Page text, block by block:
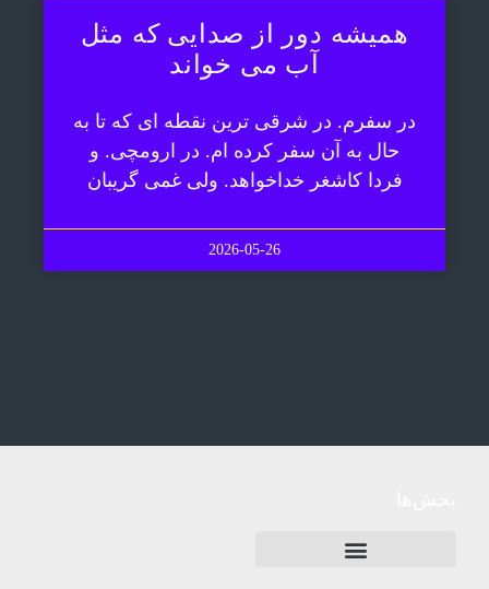
همیشه دور از صدایی که مثل
آب می خواند
در سفرم. در شرقی ترین نقطه ای که تا به
حال به آن سفر کرده ام. در ارومچی. و
فردا کاشغر خداخواهد. ولی غمی گریبان
2026-05-26